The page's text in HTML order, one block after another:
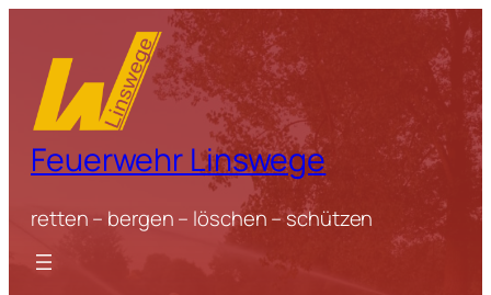
springen
Feuerwehr Linswege
retten – bergen – löschen – schützen